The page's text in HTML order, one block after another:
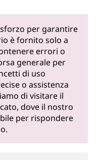
per garantire
è fornito solo a
errori o
generale per
di uso
o assistenza
di visitare il
dove il nostro
per rispondere